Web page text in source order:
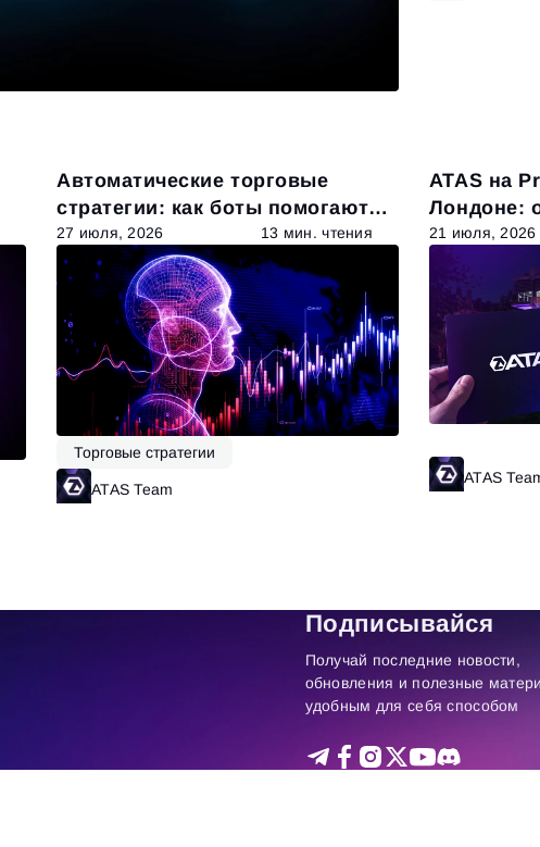
Автоматические торговые
стратегии: как боты помогают
использовать рыночные
возможности
27 июля, 2026 13 мин. чтения
Торговые стратегии
ATAS Team
ATAS на
Лондоне:
сценой
21 июля, 2026
ATAS
Подписывайся
Получай последние новости,
обновления и полезные
удобным для себя способом